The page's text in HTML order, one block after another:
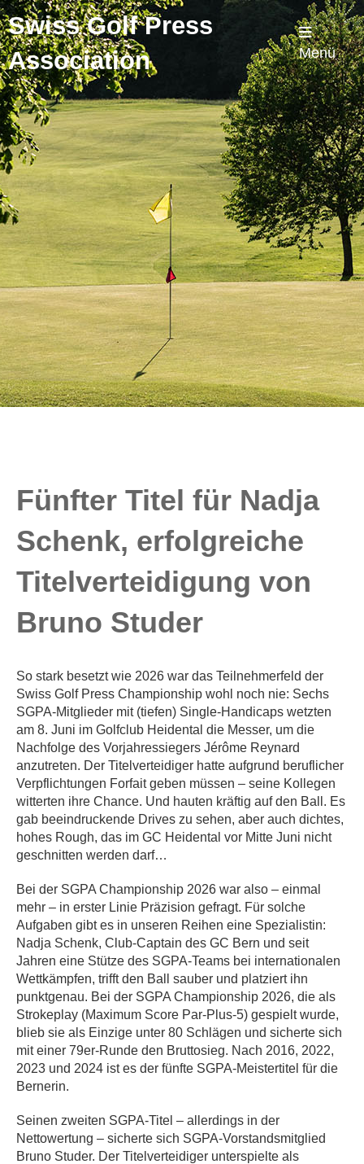
Swiss Golf Press
Association
Menü
Fünfter Titel für Nadja
Schenk, erfolgreiche
Titelverteidigung von
Bruno Studer
So stark besetzt wie 2026 war das Teilnehmerfeld der
Swiss Golf Press Championship wohl noch nie: Sechs
SGPA-Mitglieder mit (tiefen) Single-Handicaps wetzten
am 8. Juni im Golfclub Heidental die Messer, um die
Nachfolge des Vorjahressiegers Jérôme Reynard
anzutreten. Der Titelverteidiger hatte aufgrund beruflicher
Verpflichtungen Forfait geben müssen – seine Kollegen
witterten ihre Chance. Und hauten kräftig auf den Ball. Es
gab beeindruckende Drives zu sehen, aber auch dichtes,
hohes Rough, das im GC Heidental vor Mitte Juni nicht
geschnitten werden darf…
Bei der SGPA Championship 2026 war also – einmal
mehr – in erster Linie Präzision gefragt. Für solche
Aufgaben gibt es in unseren Reihen eine Spezialistin:
Nadja Schenk, Club-Captain des GC Bern und seit
Jahren eine Stütze des SGPA-Teams bei internationalen
Wettkämpfen, trifft den Ball sauber und platziert ihn
punktgenau. Bei der SGPA Championship 2026, die als
Strokeplay (Maximum Score Par-Plus-5) gespielt wurde,
blieb sie als Einzige unter 80 Schlägen und sicherte sich
mit einer 79er-Runde den Bruttosieg. Nach 2016, 2022,
2023 und 2024 ist es der fünfte SGPA-Meistertitel für die
Bernerin.
Seinen zweiten SGPA-Titel – allerdings in der
Nettowertung – sicherte sich SGPA-Vorstandsmitglied
Bruno Studer. Der Titelverteidiger unterspielte als